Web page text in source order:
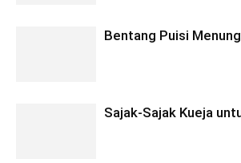
Bentang Puisi
Sajak-Sajak Kueja